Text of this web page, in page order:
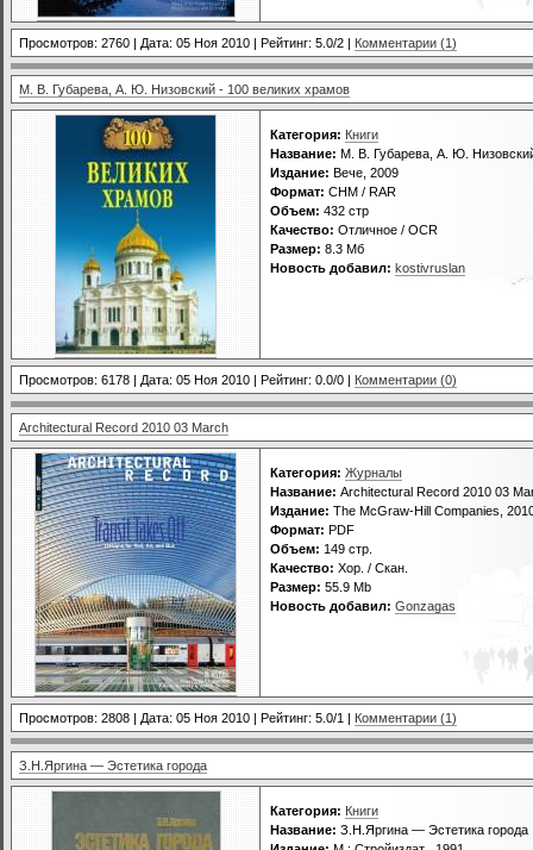
Просмотров: 2760 | Дата: 05 Ноя 2010 | Рейтинг: 5.0/2 | Комментарии (1)
М. В. Губарева, А. Ю. Низовский - 100 великих храмов
Категория: Книги
Название: М. В. Губарева, А. Ю.
Издание: Вече, 2009
Формат: CHM / RAR
Объем: 432 стр
Качество: Отличное / OCR
Размер: 8.3 Мб
Новость добавил: kostivruslan
Просмотров: 6178 | Дата: 05 Ноя 2010 | Рейтинг: 0.0/0 | Комментарии (0)
Architectural Record 2010 03 March
Категория: Журналы
Название: Architectural Record 2010 03
Издание: The McGraw-Hill Companies,
Формат: PDF
Объем: 149 стр.
Качество: Хор. / Скан.
Размер: 55.9 Mb
Новость добавил: Gonzagas
Просмотров: 2808 | Дата: 05 Ноя 2010 | Рейтинг: 5.0/1 | Комментарии (1)
З.Н.Яргина — Эстетика города
Категория: Книги
Название: З.Н.Яргина — Эстетика города